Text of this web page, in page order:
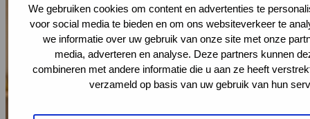
We gebruiken cookies om content en advertenties te
voor social media te bieden en om ons websiteverkeer te
we informatie over uw gebruik van onze site met onze
media, adverteren en analyse. Deze partners kunnen
combineren met andere informatie die u aan ze heeft
verzameld op basis van uw gebruik van hun